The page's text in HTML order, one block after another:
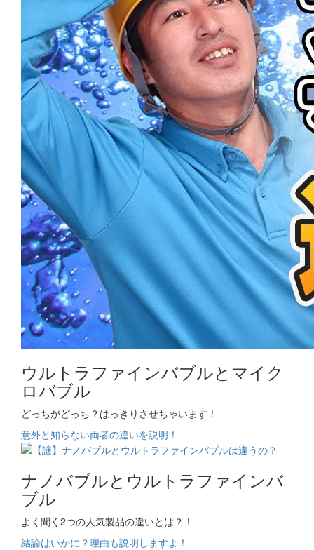
ウルトラファインバブルとマイク
ロバブル
どっちがどっち？はっきりさせちゃいます！
意外と知らない両者の違いを説明！
ナノバブルとウルトラファインバ
ブル
よく聞く2つの人気製品の違いとは？！
結論はいかに？理由も説明しますよ！